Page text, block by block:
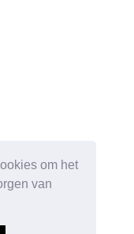
om het
van